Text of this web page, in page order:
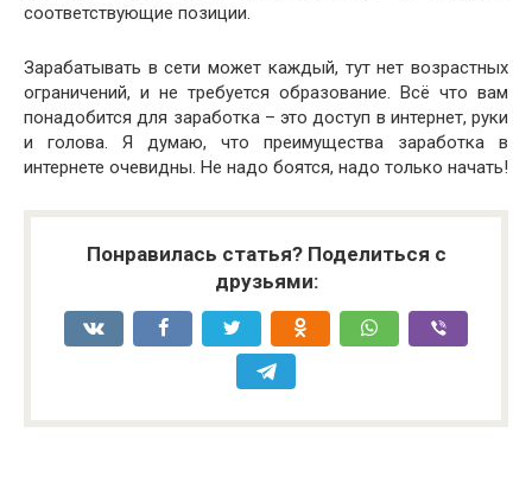
соответствующие позиции.
Зарабатывать в сети может каждый, тут нет возрастных
ограничений, и не требуется образование. Всё что вам
понадобится для заработка – это доступ в интернет, руки
и голова. Я думаю, что преимущества заработка в
интернете очевидны. Не надо боятся, надо только начать!
Понравилась статья? Поделиться с
друзьями: